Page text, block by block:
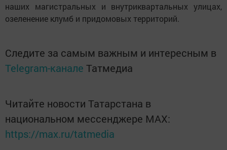
наших магистральных и внутриквартальных улицах,
озеленение клумб и придомовых территорий.
Следите за самым важным и интересным в
Telegram-канале Татмедиа
Читайте новости Татарстана в
национальном мессенджере MАХ:
https://max.ru/tatmedia